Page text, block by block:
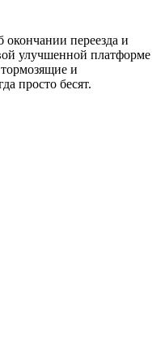
окончании переезда и
улучшенной платформе
и
просто бесят.